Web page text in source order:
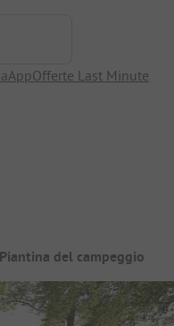
AppOfferte Last Minute
Piantina del campeggio